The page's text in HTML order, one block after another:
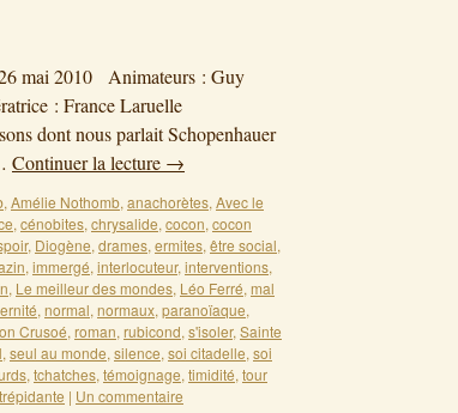
mai 2010 Animateurs : Guy
: France Laruelle
dont nous parlait Schopenhauer
Continuer la lecture →
, Amélie Nothomb, anachorètes, Avec le
, cénobites, chrysalide, cocon, cocon
, Diogène, drames, ermites, être social,
, immergé, interlocuteur, interventions,
, Le meilleur des mondes, Léo Ferré, mal
, normal, normaux, paranoïaque,
Crusoé, roman, rubicond, s'isoler, Sainte
, seul au monde, silence, soi citadelle, soi
, tchatches, témoignage, timidité, tour
| Un commentaire